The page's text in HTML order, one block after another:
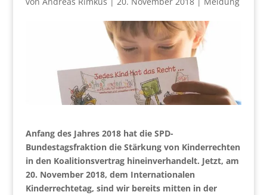
Anfang des Jahres 2018 hat die SPD-
Bundestagsfraktion die Stärkung von Kinderrechten
in den Koalitionsvertrag hineinverhandelt. Jetzt, am
20. November 2018, dem Internationalen
Kinderrechtetag, sind wir bereits mitten in der